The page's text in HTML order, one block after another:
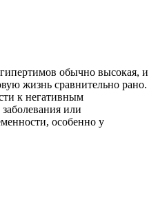
обычно высокая, и
жизнь сравнительно рано.
к негативным
или
особенно у